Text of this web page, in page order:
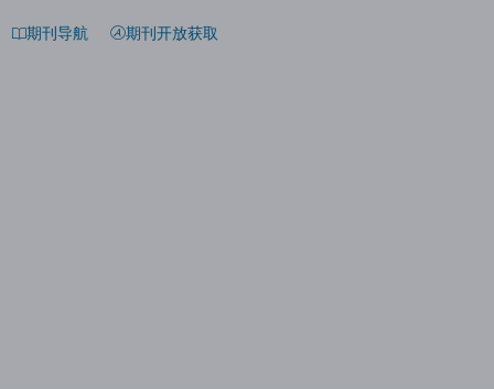
期刊导航 期刊开放获取